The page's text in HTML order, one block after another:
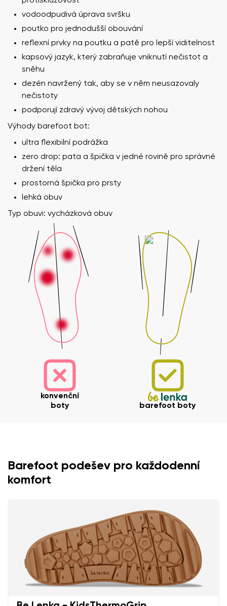
vodoodpudivá úprava svršku
poutko pro jednodušší obouvání
reflexní prvky na poutku a patě pro lepší viditelnost
kapsový jazyk, který zabraňuje vniknutí nečistot a
sněhu
dezén navržený tak, aby se v něm neusazovaly
nečistoty
podporují zdravý vývoj dětských nohou
Výhody barefoot bot:
ultra flexibilní podrážka
zero drop: pata a špička v jedné rovině pro správné
držení těla
prostorná špička pro prsty
lehká obuv
Typ obuvi: vycházková obuv
konvenční
boty
barefoot boty
Barefoot podešev pro každodenní
komfort
Vaše jméno a příjmení